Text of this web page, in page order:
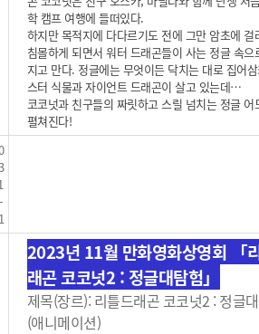
학 캠프 여행에 들떠있다.
하지만 목적지에 다다르기도 전에 그만 암초에 걸
침몰하게 되면서 워터 드래곤들이 사는 정글 속으
지고 만다. 정글에는 무엇이든 닥치는 대로 집어
스터 식물과 자이언트 드래곤이 살고 있는데…
코코넛과 친구들의 짜릿하고 스릴 넘치는 정글 어
펼쳐진다!
2023년 11월 만화영화상영회 「
래곤 코코넛2 : 정글대탐험」
제목(장르): 리틀드래곤 코코넛2 : 정글
(애니메이션)